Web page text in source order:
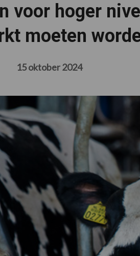
voor hoger
moeten
15 oktober 2024